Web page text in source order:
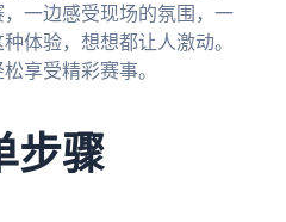
一边感受现场的氛围，一
体验，想想都让人激动。
享受精彩赛事。
步骤